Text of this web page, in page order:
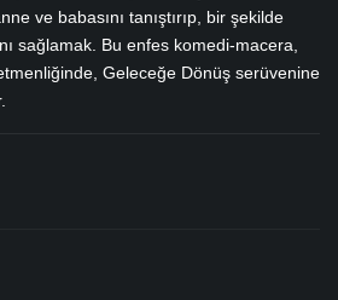
ve babasını tanıştırıp, bir şekilde
sağlamak. Bu enfes komedi-macera,
Geleceğe Dönüş serüvenine